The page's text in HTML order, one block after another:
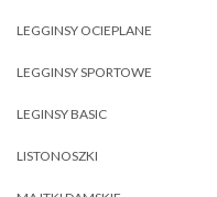
LEGGINSY OCIEPLANE
LEGGINSY SPORTOWE
LEGINSY BASIC
LISTONOSZKI